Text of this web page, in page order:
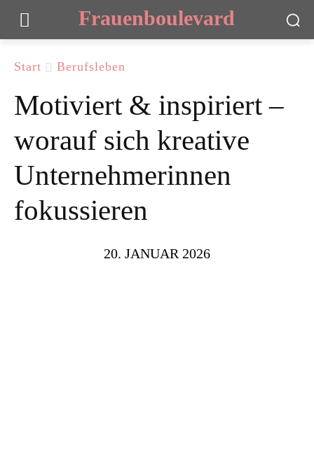
Frauenboulevard
Start Berufsleben
Motiviert & inspiriert –
worauf sich kreative
Unternehmerinnen
fokussieren
20. JANUAR 2026